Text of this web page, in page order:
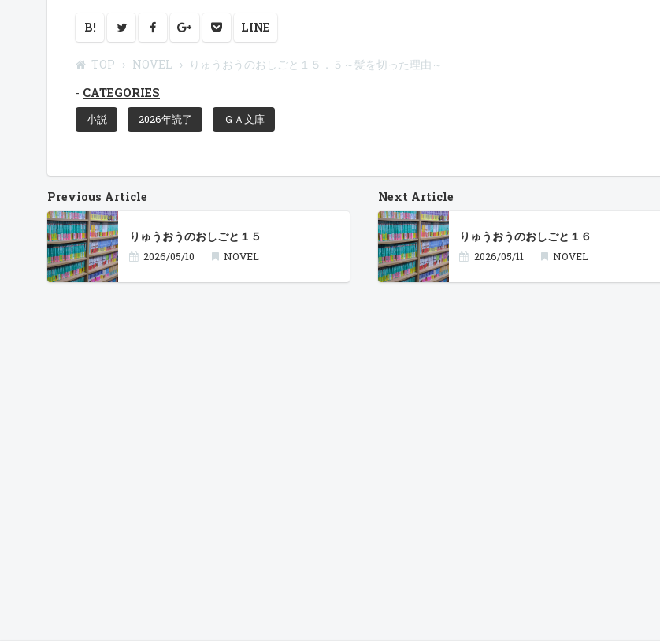
B! LINE
TOP NOVEL
りゅうおうのおしごと１５．５～髪を切った理由～
CATEGORIES
小説 2026年読了 ＧＡ文庫
Previous Article
りゅうおうのおしごと１５
2026/05/10 NOVEL
Next Article
りゅうおうのおしごと１６
2026/05/11 NOVEL